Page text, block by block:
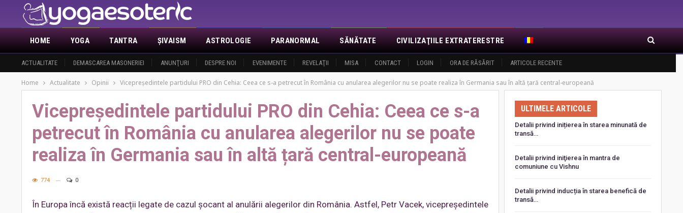
HOME
ACTUALITATE DEMASCAREA MASONERIEI ANUNŢURI DESPRE NOI EVENIMENTE REVELAŢII MISA CONTACT LOGIN ORA DE RĂSĂRIT ARTICOLE RECENTE
YOGA TANTRA ŞIVAISM ASTROLOGIE PARANORMAL SĂNĂTATE CIVILIZAŢIILE EXTRATERESTRE
Home Actualitate Opinii Vicepreședintele partidului PRO din Cehia: Ceea ce s-a petrecut în România cu anularea alegerilor nu se poate realiza în Germania sau în altă țară central-europeană
Vicepreședintele partidului PRO din Cehia: Ceea ce s-a
petrecut în România cu anularea alegerilor nu se poate
realiza în Germania sau în altă țară central-europeană
774 0
În Europa încă există reacții legate de cazul șocant al anulării alegerilor din România. Astfel, Petr Vacek, vicepreședintele
ULTIMELE ARTICOLE
Detalii privind inițierea în starea minunată de
transă…
Detalii privind iniţierea în mantra de
comuniune cu Vishnu
Detalii privind inducția în starea benefică de
transă…